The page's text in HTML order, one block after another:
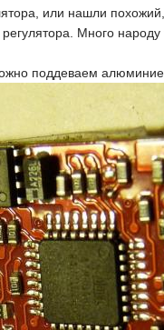
или нашли
Много
поддеваем